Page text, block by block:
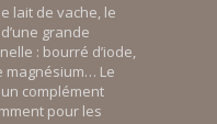
lait de vache, le
grande
: bourré d’iode,
magnésium… Le
complément
pour les